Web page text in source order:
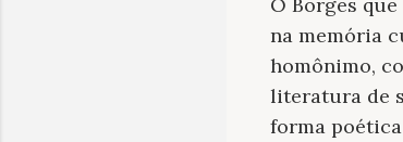
na memória
homônimo,
literatura de
forma